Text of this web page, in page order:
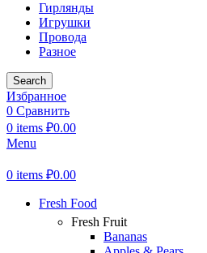
Гирлянды
Игрушки
Провода
Разное
Search
Избранное
0 Сравнить
0 items ₽0.00
Menu
0 items ₽0.00
Fresh Food
Fresh Fruit
Bananas